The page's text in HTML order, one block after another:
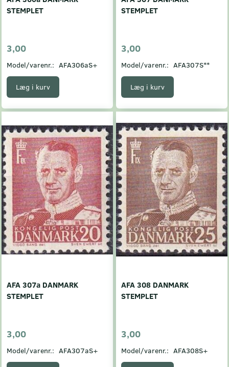
STEMPLET
3,00
Model/varenr.: AFA306aS+
Læg i kurv
STEMPLET
3,00
Model/varenr.: AFA307S**
Læg i kurv
AFA 307a DANMARK
STEMPLET
3,00
Model/varenr.: AFA307aS+
AFA 308 DANMARK
STEMPLET
3,00
Model/varenr.: AFA308S+